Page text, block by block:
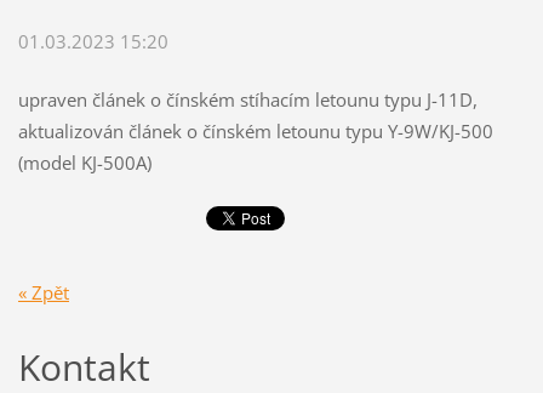
01.03.2023 15:20
upraven článek o čínském stíhacím letounu typu J-11D,
aktualizován článek o čínském letounu typu Y-9W/KJ-500
(model KJ-500A)
« Zpět
Kontakt